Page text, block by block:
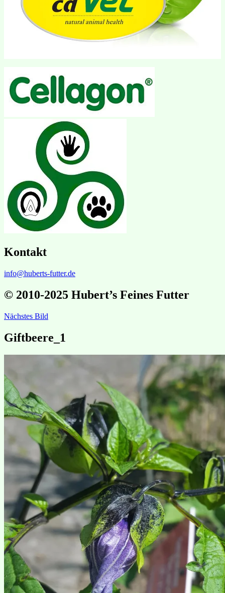
Kontakt
info@huberts-futter.de
© 2010-2025 Hubert’s Feines Futter
Nächstes Bild
Giftbeere_1